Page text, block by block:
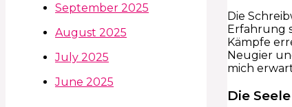
September 2025
August 2025
July 2025
June 2025
Die
Erfahrung
Kämpfe
Neugier
mich
Die